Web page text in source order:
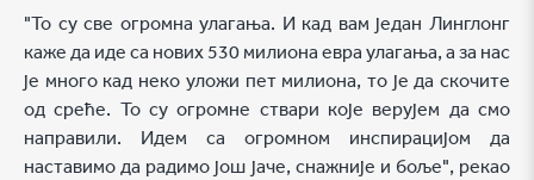
"То су све огромна улагања. И кад вам један Линглонг
каже да иде са нових 530 милиона евра улагања, а за нас
је много кад неко уложи пет милиона, то је да скочите
од среће. То су огромне ствари које верујем да смо
направили. Идем са огромном инспирацијом да
наставимо да радимо још јаче, снажније и боље", рекао